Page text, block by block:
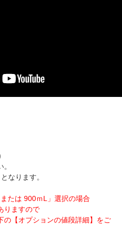
なります。
たは 900ｍL」選択の場合
りますので
の【オプションの値段詳細】をご